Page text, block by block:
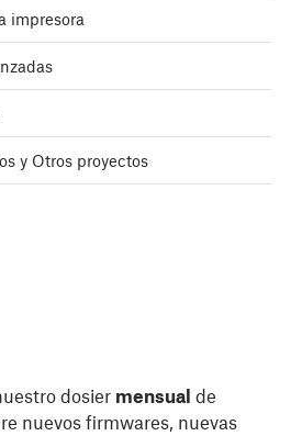
impresora
y Otros proyectos
dosier mensual de
nuevos firmwares, nuevas